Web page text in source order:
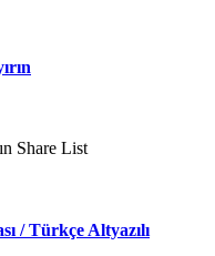
Share List
/ Türkçe Altyazılı